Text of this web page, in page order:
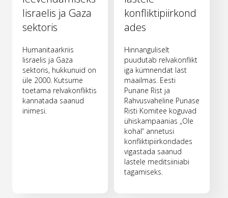
Iisraelis ja Gaza
sektoris
Humanitaarkriis
Iisraelis ja Gaza
sektoris, hukkunuid on
üle 2000. Kutsume
toetama relvakonfliktis
kannatada saanud
inimesi.
konfliktipiirkond
ades
Hinnanguliselt
puudutab relvakonflikt
iga kümnendat last
maailmas. Eesti
Punane Rist ja
Rahvusvaheline Punase
Risti Komitee koguvad
ühiskampaanias „Ole
kohal“ annetusi
konfliktipiirkondades
vigastada saanud
lastele meditsiiniabi
tagamiseks.